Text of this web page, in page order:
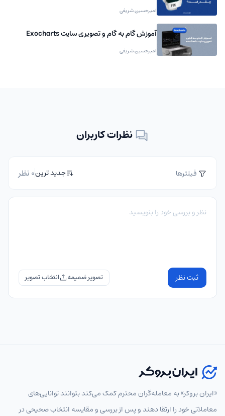
امیرحسین شریفی
آموزش گام به گام و تصویری سایت Exocharts
امیرحسین شریفی
نظرات کاربران
فیلترها جدید ترین0 نظر
ثبت نظر تصویر ضمیمه
«ایران بروکر» به معامله‌گران محترم کمک می‌کند بتوانند توانایی‌های
معاملاتی خود را ارتقا دهند و پس از بررسی و مقایسه انتخاب‌ صحیحی در